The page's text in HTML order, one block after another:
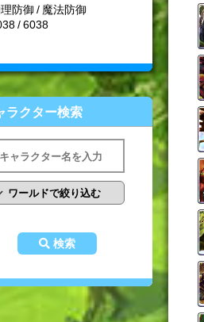
防御 / 魔法防御
/ 6038
ラクター検索
検索